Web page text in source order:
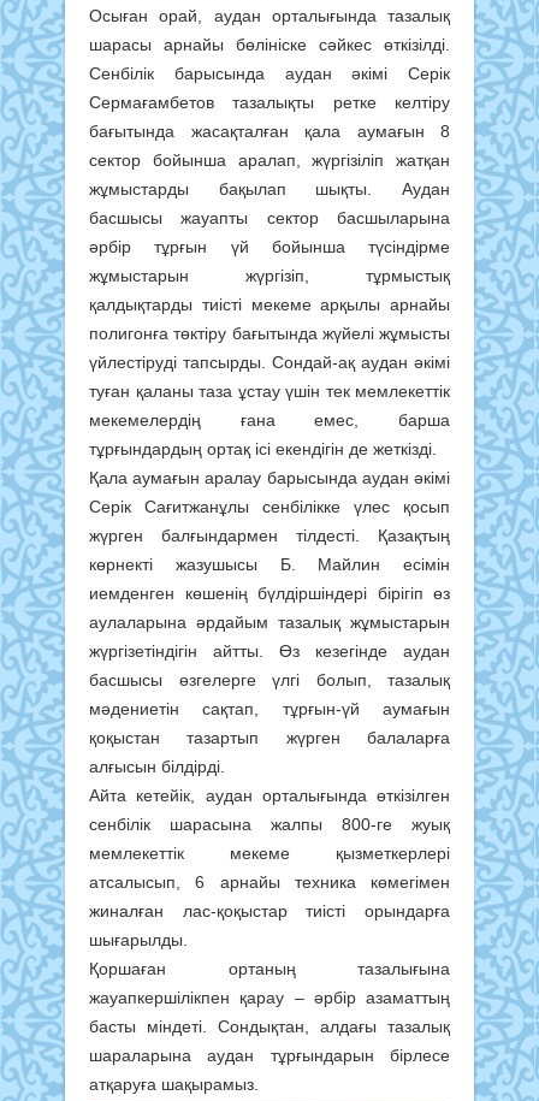
Осыған орай, аудан орталығында тазалық
шарасы арнайы бөлініске сәйкес өткізілді.
Сенбілік барысында аудан әкімі Серік
Сермағамбетов тазалықты ретке келтіру
бағытында жасақталған қала аумағын 8
сектор бойынша аралап, жүргізіліп жатқан
жұмыстарды бақылап шықты. Аудан
басшысы жауапты сектор басшыларына
әрбір тұрғын үй бойынша түсіндірме
жұмыстарын жүргізіп, тұрмыстық
қалдықтарды тиісті мекеме арқылы арнайы
полигонға төктіру бағытында жүйелі жұмысты
үйлестіруді тапсырды. Сондай-ақ аудан әкімі
туған қаланы таза ұстау үшін тек мемлекеттік
мекемелердің ғана емес, барша
тұрғындардың ортақ ісі екендігін де жеткізді.
Қала аумағын аралау барысында аудан әкімі
Серік Сағитжанұлы сенбілікке үлес қосып
жүрген балғындармен тілдесті. Қазақтың
көрнекті жазушысы Б. Майлин есімін
иемденген көшенің бүлдіршіндері бірігіп өз
аулаларына әрдайым тазалық жұмыстарын
жүргізетіндігін айтты. Өз кезегінде аудан
басшысы өзгелерге үлгі болып, тазалық
мәдениетін сақтап, тұрғын-үй аумағын
қоқыстан тазартып жүрген балаларға
алғысын білдірді.
Айта кетейік, аудан орталығында өткізілген
сенбілік шарасына жалпы 800-ге жуық
мемлекеттік мекеме қызметкерлері
атсалысып, 6 арнайы техника көмегімен
жиналған лас-қоқыстар тиісті орындарға
шығарылды.
Қоршаған ортаның тазалығына
жауапкершілікпен қарау – әрбір азаматтың
басты міндеті. Сондықтан, алдағы тазалық
шараларына аудан тұрғындарын бірлесе
атқаруға шақырамыз.